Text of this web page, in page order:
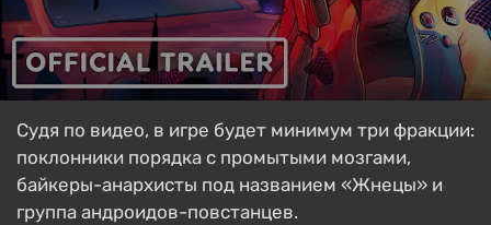
Судя по видео, в игре будет минимум три фракции:
поклонники порядка с промытыми мозгами,
байкеры-анархисты под названием «Жнецы» и
группа андроидов-повстанцев.